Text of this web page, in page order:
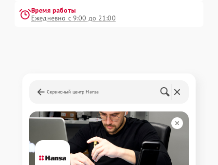
Время работы
Ежедневно с 9:00 до 21:00
Сервисный центр Hansa